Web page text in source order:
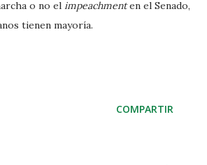
o no el impeachmenten el Senado,
tienen mayoría.
COMPARTIR